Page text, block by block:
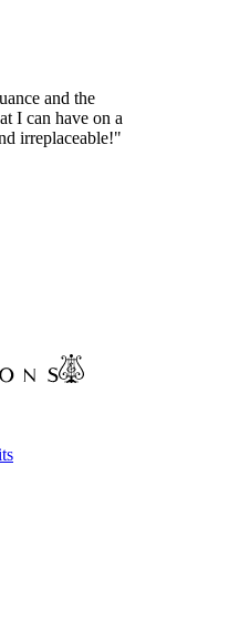
and the
I can have on a
irreplaceable!"